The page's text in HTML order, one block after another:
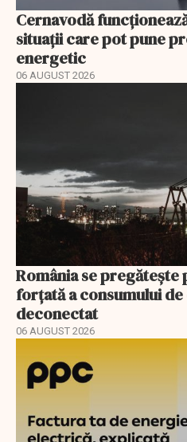
Cernavodă
situații care pot pune
energetic
06 AUGUST 2026
România se
forțată a consumului
deconectat
06 AUGUST 2026